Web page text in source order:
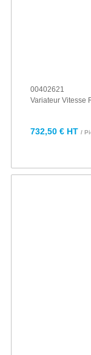
00402621
Variateur Vitesse
732,50 € HT /